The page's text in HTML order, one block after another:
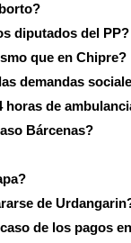
diputados del PP?
que en Chipre?
demandas
horas de
Bárcenas?
de
de los pagos